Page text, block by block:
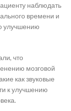
наблюдать
времени и
улучшению
что
мозговой
как звуковые
к улучшению